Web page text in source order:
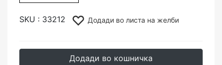
SKU : 33212 Додади во листа на желби
Додади во кошничка